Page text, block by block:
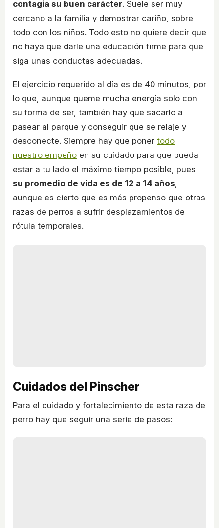
contagia su buen carácter. Suele ser muy
cercano a la familia y demostrar cariño, sobre
todo con los niños. Todo esto no quiere decir que
no haya que darle una educación firme para que
siga unas conductas adecuadas.
El ejercicio requerido al día es de 40 minutos, por
lo que, aunque queme mucha energía solo con
su forma de ser, también hay que sacarlo a
pasear al parque y conseguir que se relaje y
desconecte. Siempre hay que poner todo
nuestro empeño en su cuidado para que pueda
estar a tu lado el máximo tiempo posible, pues
su promedio de vida es de 12 a 14 años,
aunque es cierto que es más propenso que otras
razas de perros a sufrir desplazamientos de
rótula temporales.
Cuidados del Pinscher
Para el cuidado y fortalecimiento de esta raza de
perro hay que seguir una serie de pasos: